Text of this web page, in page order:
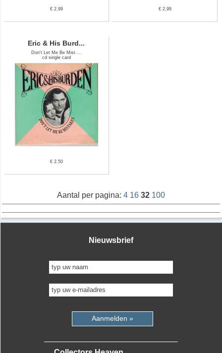
€ 2.99 € 2.99
Eric & His Burd...
Don't Let Me Be Mist ...
cd single card
€ 2.50
Aantal per pagina: 4 16 32 100
Nieuwsbrief
Aanmelden »